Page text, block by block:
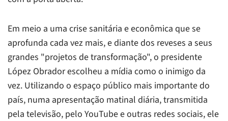
Em meio a uma crise sanitária e econômica que se
aprofunda cada vez mais, e diante dos reveses a seus
grandes "projetos de transformação", o presidente
López Obrador escolheu a mídia como o inimigo da
vez. Utilizando o espaço público mais importante do
país, numa apresentação matinal diária, transmitida
pela televisão, pelo YouTube e outras redes sociais, ele